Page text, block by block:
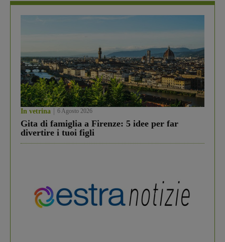
In vetrina 6 Agosto 2026
Gita di famiglia a Firenze: 5 idee per far
divertire i tuoi figli